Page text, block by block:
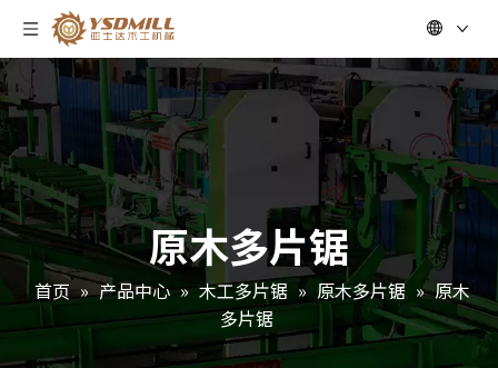
原木多片锯
首页 » 产品中心 » 木工多片锯 » 原木多片锯 » 原木
多片锯